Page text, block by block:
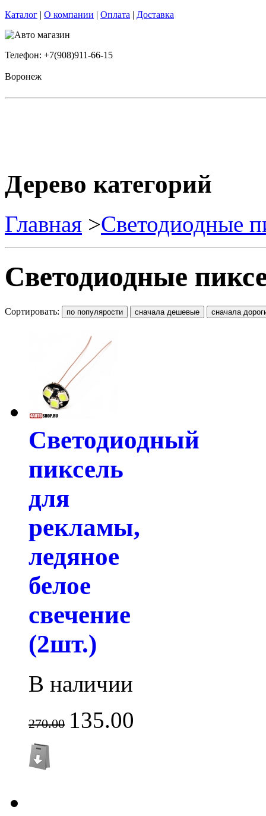
Каталог | О компании | Оплата | Доставка
Телефон: +7(908)911-66-15
Воронеж
Дерево категорий
Главная >Светодиодные
Светодиодные
Сортировать:
Светодиодный
пиксель
для
рекламы,
ледяное
белое
свечение
(2шт.)
В наличии
270.00 135.00